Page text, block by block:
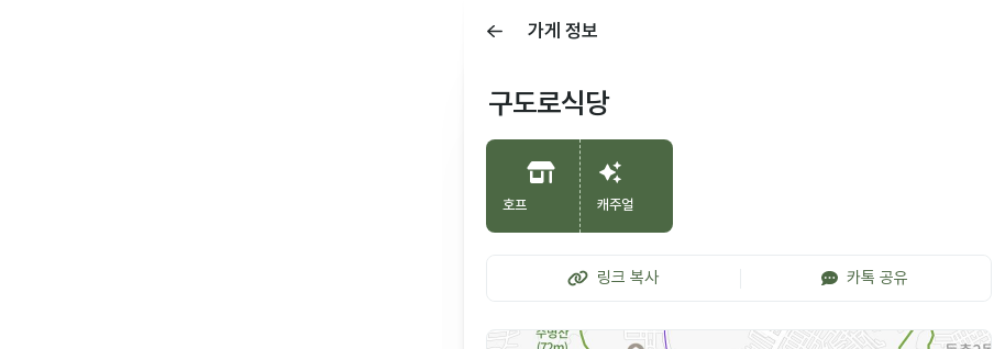
가게 정보
구도로식당
호프 캐주얼
링크 복사 카톡 공유